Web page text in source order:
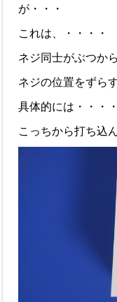
が・・・
これは、・・・・
ネジ同士がぶつか
ネジの位置をずら
具体的には・・・・
こっちから打ち込